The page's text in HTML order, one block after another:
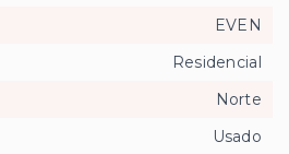
EVEN
Residencial
Norte
Usado